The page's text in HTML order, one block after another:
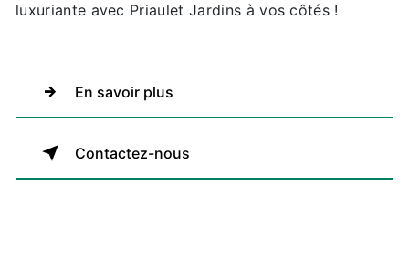
luxuriante avec Priaulet Jardins à vos côtés !
En savoir plus
Contactez-nous